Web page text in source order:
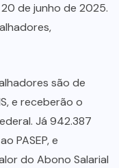
de junho de 2025.
são de
e receberão o
Já 942.387
PASEP, e
do Abono Salarial